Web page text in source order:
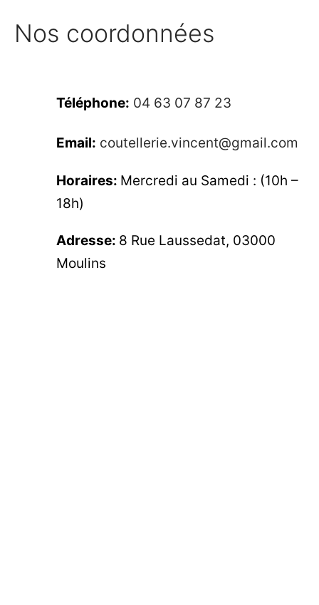
Nos coordonnées
Téléphone: 04 63 07 87 23
Email: coutellerie.vincent@gmail.com
Horaires: Mercredi au Samedi : (10h –
18h)
Adresse: 8 Rue Laussedat, 03000
Moulins